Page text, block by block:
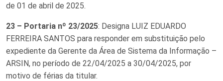
de 01 de abril de 2025.
23 – Portaria nº 23/2025: Designa LUIZ EDUARDO
FERREIRA SANTOS para responder em substituição pelo
expediente da Gerente da Área de Sistema da Informação –
ARSIN, no período de 22/04/2025 a 30/04/2025, por
motivo de férias da titular.